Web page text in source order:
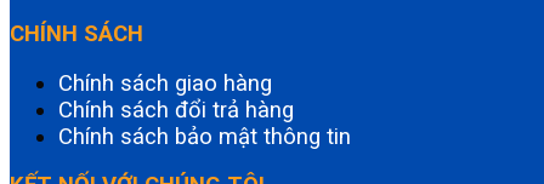
CHÍNH SÁCH
Chính sách giao hàng
Chính sách đổi trả hàng
Chính sách bảo mật thông tin